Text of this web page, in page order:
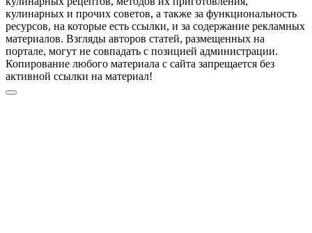
кулинарных и прочих советов, а также за функциональность
ресурсов, на которые есть ссылки, и за содержание рекламных
материалов. Взгляды авторов статей, размещенных на
портале, могут не совпадать с позицией администрации.
Копирование любого материала с сайта запрещается без
активной ссылки на материал!